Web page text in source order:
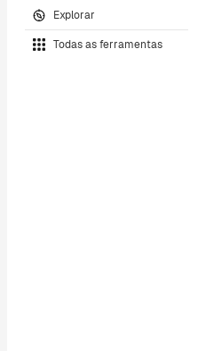
Explorar
Todas as ferramentas